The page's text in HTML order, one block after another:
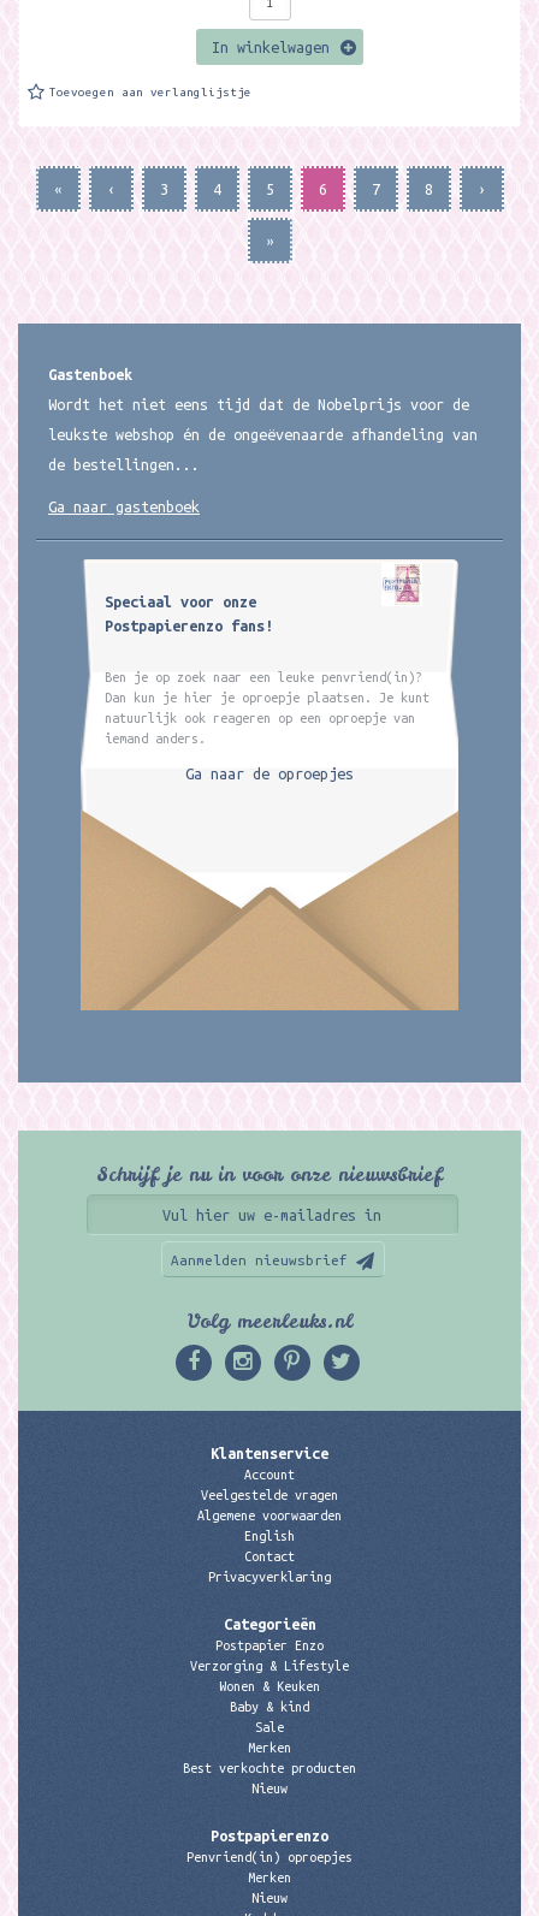
In winkelwagen
Toevoegen aan verlanglijstje
« ‹ 3 4 5 6 7 8 ›
»
Gastenboek
Wordt het niet eens tijd dat de Nobelprijs voor de
leukste webshop én de ongeëvenaarde afhandeling van
de bestellingen...
Ga naar gastenboek
Speciaal voor onze
Postpapierenzo fans!
Ben je op zoek naar een leuke penvriend(in)?
Dan kun je hier je oproepje plaatsen. Je kunt
natuurlijk ook reageren op een oproepje van
iemand anders.
Ga naar de oproepjes
Schrijf je nu in voor onze nieuwsbrief
Aanmelden nieuwsbrief
Volg meerleuks.nl
Klantenservice
Account
Veelgestelde vragen
Algemene voorwaarden
English
Contact
Privacyverklaring
Categorieën
Postpapier Enzo
Verzorging & Lifestyle
Wonen & Keuken
Baby & kind
Sale
Merken
Best verkochte producten
Nieuw
Postpapierenzo
Penvriend(in) oproepjes
Merken
Nieuw